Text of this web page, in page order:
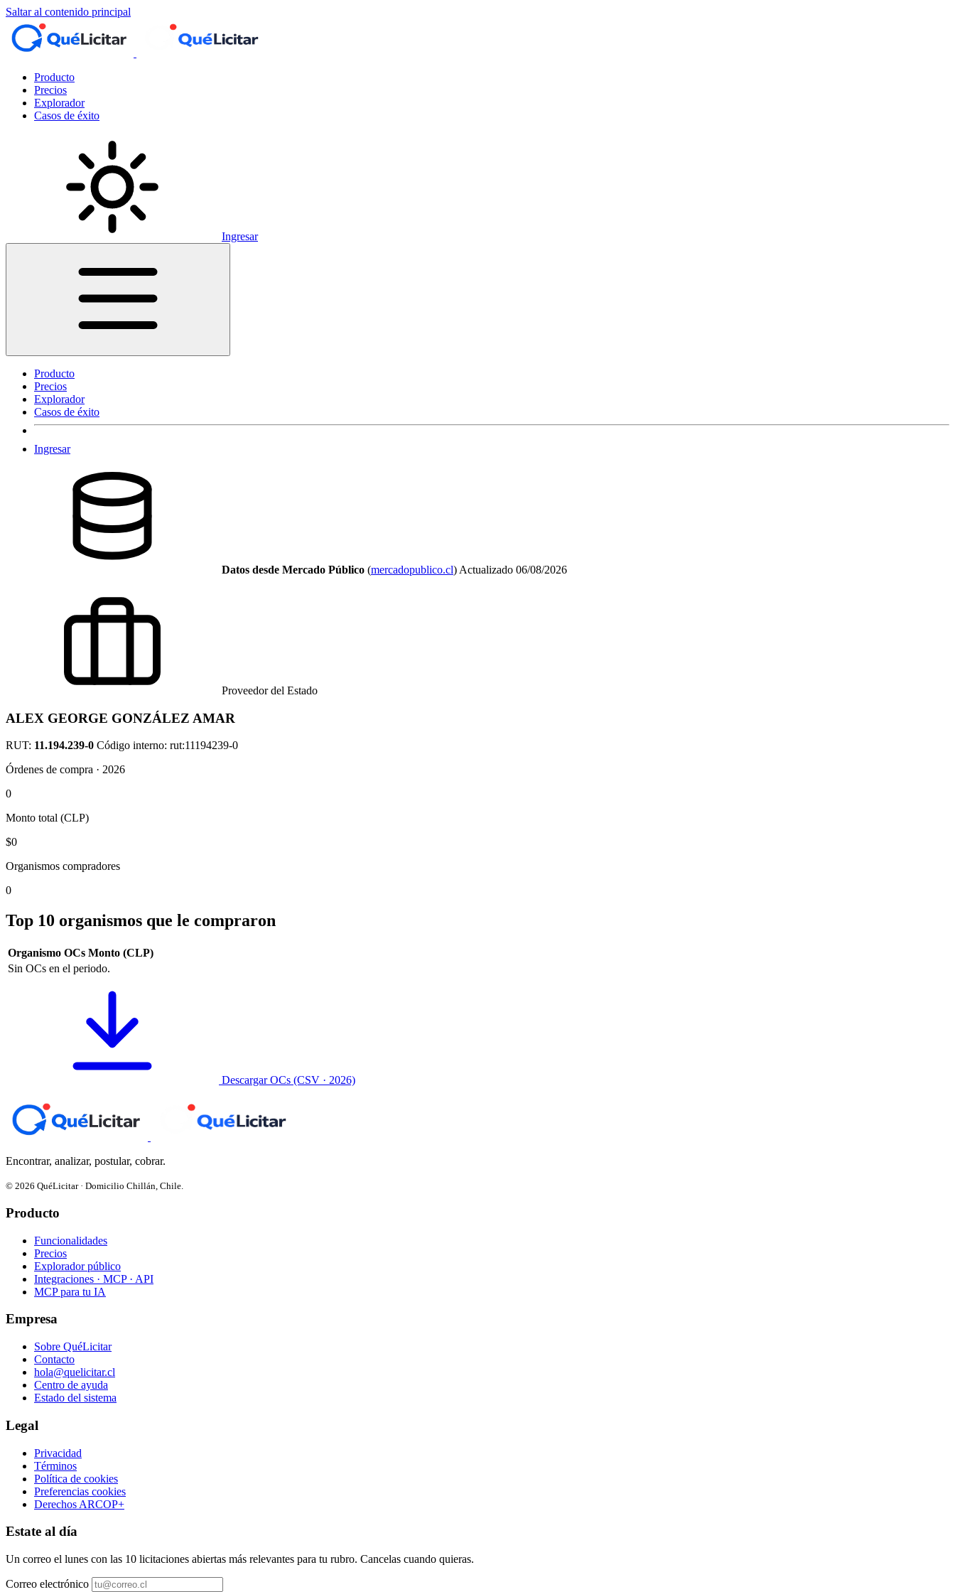
Saltar al contenido principal
Producto
Precios
Explorador
Casos de éxito
Ingresar
Producto
Precios
Explorador
Casos de éxito
Ingresar
Datos desde Mercado Público (mercadopublico.cl) Actualizado 06/08/2026
Proveedor del Estado
ALEX GEORGE GONZÁLEZ AMAR
RUT: 11.194.239-0 Código interno: rut:11194239-0
Órdenes de compra · 2026
0
Monto total (CLP)
$0
Organismos compradores
0
Top 10 organismos que le compraron
Organismo OCs Monto (CLP)
Sin OCs en el periodo.
Descargar OCs (CSV · 2026)
Encontrar, analizar, postular, cobrar.
© 2026 QuéLicitar · Domicilio Chillán, Chile.
Producto
Funcionalidades
Precios
Explorador público
Integraciones · MCP · API
MCP para tu IA
Empresa
Sobre QuéLicitar
Contacto
hola@quelicitar.cl
Centro de ayuda
Estado del sistema
Legal
Privacidad
Términos
Política de cookies
Preferencias cookies
Derechos ARCOP+
Estate al día
Un correo el lunes con las 10 licitaciones abiertas más relevantes para tu rubro. Cancelas cuando quieras.
Correo electrónico